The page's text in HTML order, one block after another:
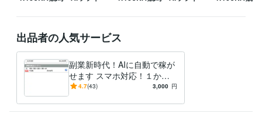
出品者の人気サービス
副業新時代！AIに自動で稼が
せます スマホ対応！１か月
（４週）プラン創設
4.7(43) 3,000 円